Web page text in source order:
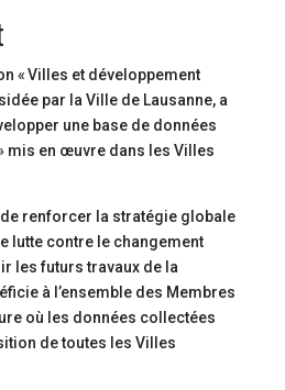
« Villes et développement
par la Ville de Lausanne, a
une base de données
mis en œuvre dans les Villes
renforcer la stratégie globale
lutte contre le changement
les futurs travaux de la
à l’ensemble des Membres
où les données collectées
de toutes les Villes